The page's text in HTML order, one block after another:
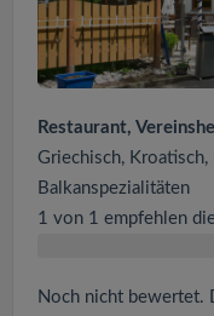
Restaurant,
Griechisch, Kroatisch,
Balkanspezialitäten
1 von 1 empfehlen
Noch nicht bewertet.